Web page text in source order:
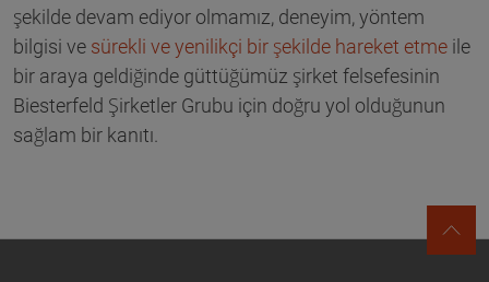
şekilde devam ediyor olmamız, deneyim, yöntem
bilgisi ve sürekli ve yenilikçi bir şekilde hareket etme ile
bir araya geldiğinde güttüğümüz şirket felsefesinin
Biesterfeld Şirketler Grubu için doğru yol olduğunun
sağlam bir kanıtı.